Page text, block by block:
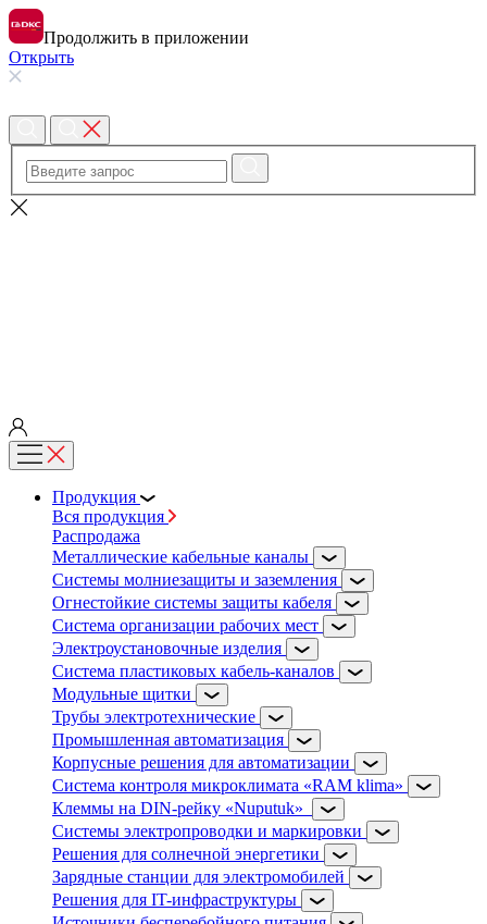
Продолжить в приложении
Открыть
Продукция
Вся продукция
Распродажа
Металлические кабельные каналы
Системы молниезащиты и заземления
Огнестойкие системы защиты кабеля
Система организации рабочих мест
Электроустановочные изделия
Система пластиковых кабель-каналов
Модульные щитки
Трубы электротехнические
Промышленная автоматизация
Корпусные решения для автоматизации
Система контроля микроклимата «RAM klima»
Клеммы на DIN-рейку «Nuputuk»
Системы электропроводки и маркировки
Решения для солнечной энергетики
Зарядные станции для электромобилей
Решения для IT-инфраструктуры